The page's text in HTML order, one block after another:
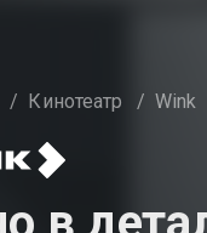
/ Кинотеатр / Wink